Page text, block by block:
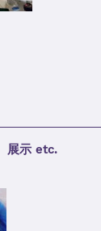
展示 etc.